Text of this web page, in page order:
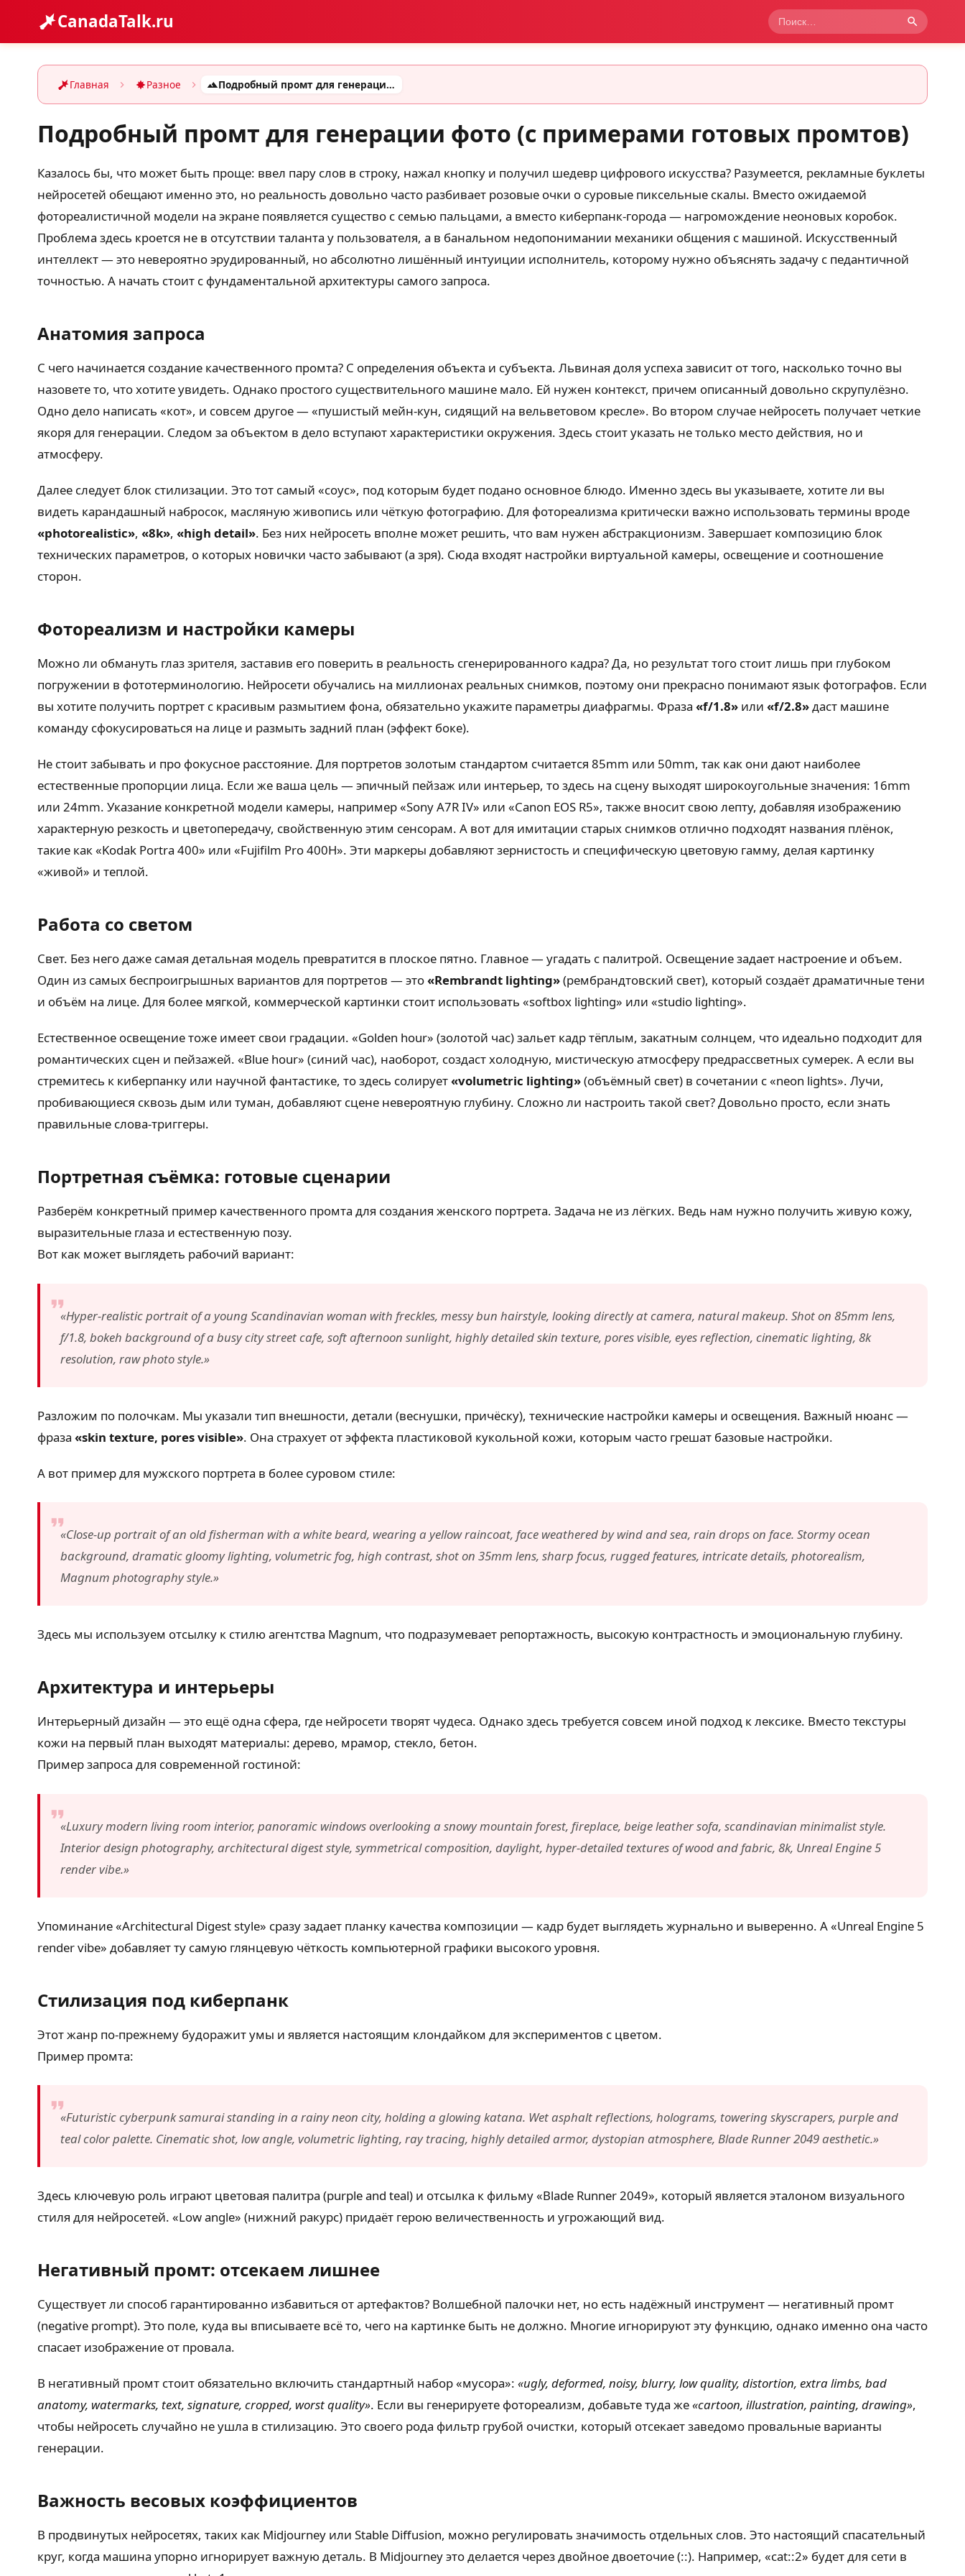
CanadaTalk.ru
Главная Разное Подробный промт для генерации фото (с примерами готовых промтов)
Подробный промт для генерации фото (с примерами готовых промтов)
Казалось бы, что может быть проще: ввел пару слов в строку, нажал кнопку и получил шедевр цифрового искусства? Разумеется, рекламные буклеты
нейросетей обещают именно это, но реальность довольно часто разбивает розовые очки о суровые пиксельные скалы. Вместо ожидаемой
фотореалистичной модели на экране появляется существо с семью пальцами, а вместо киберпанк-города — нагромождение неоновых коробок.
Проблема здесь кроется не в отсутствии таланта у пользователя, а в банальном недопонимании механики общения с машиной. Искусственный
интеллект — это невероятно эрудированный, но абсолютно лишённый интуиции исполнитель, которому нужно объяснять задачу с педантичной
точностью. А начать стоит с фундаментальной архитектуры самого запроса.
Анатомия запроса
С чего начинается создание качественного промта? С определения объекта и субъекта. Львиная доля успеха зависит от того, насколько точно вы
назовете то, что хотите увидеть. Однако простого существительного машине мало. Ей нужен контекст, причем описанный довольно скрупулёзно.
Одно дело написать «кот», и совсем другое — «пушистый мейн-кун, сидящий на вельветовом кресле». Во втором случае нейросеть получает четкие
якоря для генерации. Следом за объектом в дело вступают характеристики окружения. Здесь стоит указать не только место действия, но и
атмосферу.
Далее следует блок стилизации. Это тот самый «соус», под которым будет подано основное блюдо. Именно здесь вы указываете, хотите ли вы
видеть карандашный набросок, масляную живопись или чёткую фотографию. Для фотореализма критически важно использовать термины вроде
«photorealistic», «8k», «high detail». Без них нейросеть вполне может решить, что вам нужен абстракционизм. Завершает композицию блок
технических параметров, о которых новички часто забывают (а зря). Сюда входят настройки виртуальной камеры, освещение и соотношение
сторон.
Фотореализм и настройки камеры
Можно ли обмануть глаз зрителя, заставив его поверить в реальность сгенерированного кадра? Да, но результат того стоит лишь при глубоком
погружении в фототерминологию. Нейросети обучались на миллионах реальных снимков, поэтому они прекрасно понимают язык фотографов. Если
вы хотите получить портрет с красивым размытием фона, обязательно укажите параметры диафрагмы. Фраза «f/1.8» или «f/2.8»даст машине
команду сфокусироваться на лице и размыть задний план (эффект боке).
Не стоит забывать и про фокусное расстояние. Для портретов золотым стандартом считается 85mm или 50mm, так как они дают наиболее
естественные пропорции лица. Если же ваша цель — эпичный пейзаж или интерьер, то здесь на сцену выходят широкоугольные значения: 16mm
или 24mm. Указание конкретной модели камеры, например «Sony A7R IV» или «Canon EOS R5», также вносит свою лепту, добавляя изображению
характерную резкость и цветопередачу, свойственную этим сенсорам. А вот для имитации старых снимков отлично подходят названия плёнок,
такие как «Kodak Portra 400» или «Fujifilm Pro 400H». Эти маркеры добавляют зернистость и специфическую цветовую гамму, делая картинку
«живой» и теплой.
Работа со светом
Свет. Без него даже самая детальная модель превратится в плоское пятно. Главное — угадать с палитрой. Освещение задает настроение и объем.
Один из самых беспроигрышных вариантов для портретов — это«Rembrandt lighting»(рембрандтовский свет), который создаёт драматичные тени
и объём на лице. Для более мягкой, коммерческой картинки стоит использовать «softbox lighting» или «studio lighting».
Естественное освещение тоже имеет свои градации. «Golden hour» (золотой час) зальет кадр тёплым, закатным солнцем, что идеально подходит для
романтических сцен и пейзажей. «Blue hour» (синий час), наоборот, создаст холодную, мистическую атмосферу предрассветных сумерек. А если вы
стремитесь к киберпанку или научной фантастике, то здесь солирует«volumetric lighting»(объёмный свет) в сочетании с «neon lights». Лучи,
пробивающиеся сквозь дым или туман, добавляют сцене невероятную глубину. Сложно ли настроить такой свет? Довольно просто, если знать
правильные слова-триггеры.
Портретная съёмка: готовые сценарии
Разберём конкретный пример качественного промта для создания женского портрета. Задача не из лёгких. Ведь нам нужно получить живую кожу,
выразительные глаза и естественную позу.
Вот как может выглядеть рабочий вариант:
«Hyper-realistic portrait of a young Scandinavian woman with freckles, messy bun hairstyle, looking directly at camera, natural makeup. Shot on 85mm lens,
f/1.8, bokeh background of a busy city street cafe, soft afternoon sunlight, highly detailed skin texture, pores visible, eyes reflection, cinematic lighting, 8k
resolution, raw photo style.»
Разложим по полочкам. Мы указали тип внешности, детали (веснушки, причёску), технические настройки камеры и освещения. Важный нюанс —
фраза «skin texture, pores visible». Она страхует от эффекта пластиковой кукольной кожи, которым часто грешат базовые настройки.
А вот пример для мужского портрета в более суровом стиле:
«Close-up portrait of an old fisherman with a white beard, wearing a yellow raincoat, face weathered by wind and sea, rain drops on face. Stormy ocean
background, dramatic gloomy lighting, volumetric fog, high contrast, shot on 35mm lens, sharp focus, rugged features, intricate details, photorealism,
Magnum photography style.»
Здесь мы используем отсылку к стилю агентства Magnum, что подразумевает репортажность, высокую контрастность и эмоциональную глубину.
Архитектура и интерьеры
Интерьерный дизайн — это ещё одна сфера, где нейросети творят чудеса. Однако здесь требуется совсем иной подход к лексике. Вместо текстуры
кожи на первый план выходят материалы: дерево, мрамор, стекло, бетон.
Пример запроса для современной гостиной:
«Luxury modern living room interior, panoramic windows overlooking a snowy mountain forest, fireplace, beige leather sofa, scandinavian minimalist style.
Interior design photography, architectural digest style, symmetrical composition, daylight, hyper-detailed textures of wood and fabric, 8k, Unreal Engine 5
render vibe.»
Упоминание «Architectural Digest style» сразу задает планку качества композиции — кадр будет выглядеть журнально и выверенно. А «Unreal Engine 5
render vibe» добавляет ту самую глянцевую чёткость компьютерной графики высокого уровня.
Стилизация под киберпанк
Этот жанр по-прежнему будоражит умы и является настоящим клондайком для экспериментов с цветом.
Пример промта:
«Futuristic cyberpunk samurai standing in a rainy neon city, holding a glowing katana. Wet asphalt reflections, holograms, towering skyscrapers, purple and
teal color palette. Cinematic shot, low angle, volumetric lighting, ray tracing, highly detailed armor, dystopian atmosphere, Blade Runner 2049 aesthetic.»
Здесь ключевую роль играют цветовая палитра (purple and teal) и отсылка к фильму «Blade Runner 2049», который является эталоном визуального
стиля для нейросетей. «Low angle» (нижний ракурс) придаёт герою величественность и угрожающий вид.
Негативный промт: отсекаем лишнее
Существует ли способ гарантированно избавиться от артефактов? Волшебной палочки нет, но есть надёжный инструмент — негативный промт
(negative prompt). Это поле, куда вы вписываете всё то, чего на картинке быть не должно. Многие игнорируют эту функцию, однако именно она часто
спасает изображение от провала.
В негативный промт стоит обязательно включить стандартный набор «мусора»: «ugly, deformed, noisy, blurry, low quality, distortion, extra limbs, bad
anatomy, watermarks, text, signature, cropped, worst quality». Если вы генерируете фотореализм, добавьте туда же«cartoon, illustration, painting, drawing»,
чтобы нейросеть случайно не ушла в стилизацию. Это своего рода фильтр грубой очистки, который отсекает заведомо провальные варианты
генерации.
Важность весовых коэффициентов
В продвинутых нейросетях, таких как Midjourney или Stable Diffusion, можно регулировать значимость отдельных слов. Это настоящий спасательный
круг, когда машина упорно игнорирует важную деталь. В Midjourney это делается через двойное двоеточие (::). Например, «cat::2» будет для сети в